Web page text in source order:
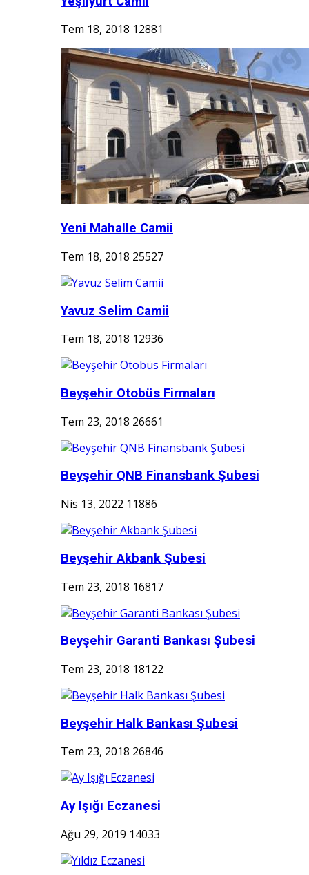
Tem 18, 2018 12881
Yeni Mahalle Camii
Tem 18, 2018 25527
Yavuz Selim Camii
Tem 18, 2018 12936
Beyşehir Otobüs Firmaları
Tem 23, 2018 26661
Beyşehir QNB Finansbank Şubesi
Nis 13, 2022 11886
Beyşehir Akbank Şubesi
Tem 23, 2018 16817
Beyşehir Garanti Bankası Şubesi
Tem 23, 2018 18122
Beyşehir Halk Bankası Şubesi
Tem 23, 2018 26846
Ay Işığı Eczanesi
Ağu 29, 2019 14033